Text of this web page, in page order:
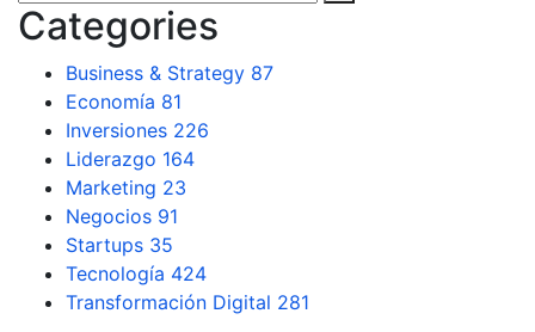
Categories
Business & Strategy 87
Economía 81
Inversiones 226
Liderazgo 164
Marketing 23
Negocios 91
Startups 35
Tecnología 424
Transformación Digital 281